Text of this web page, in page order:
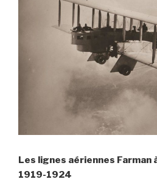
Les lignes aériennes Farman
1919-1924